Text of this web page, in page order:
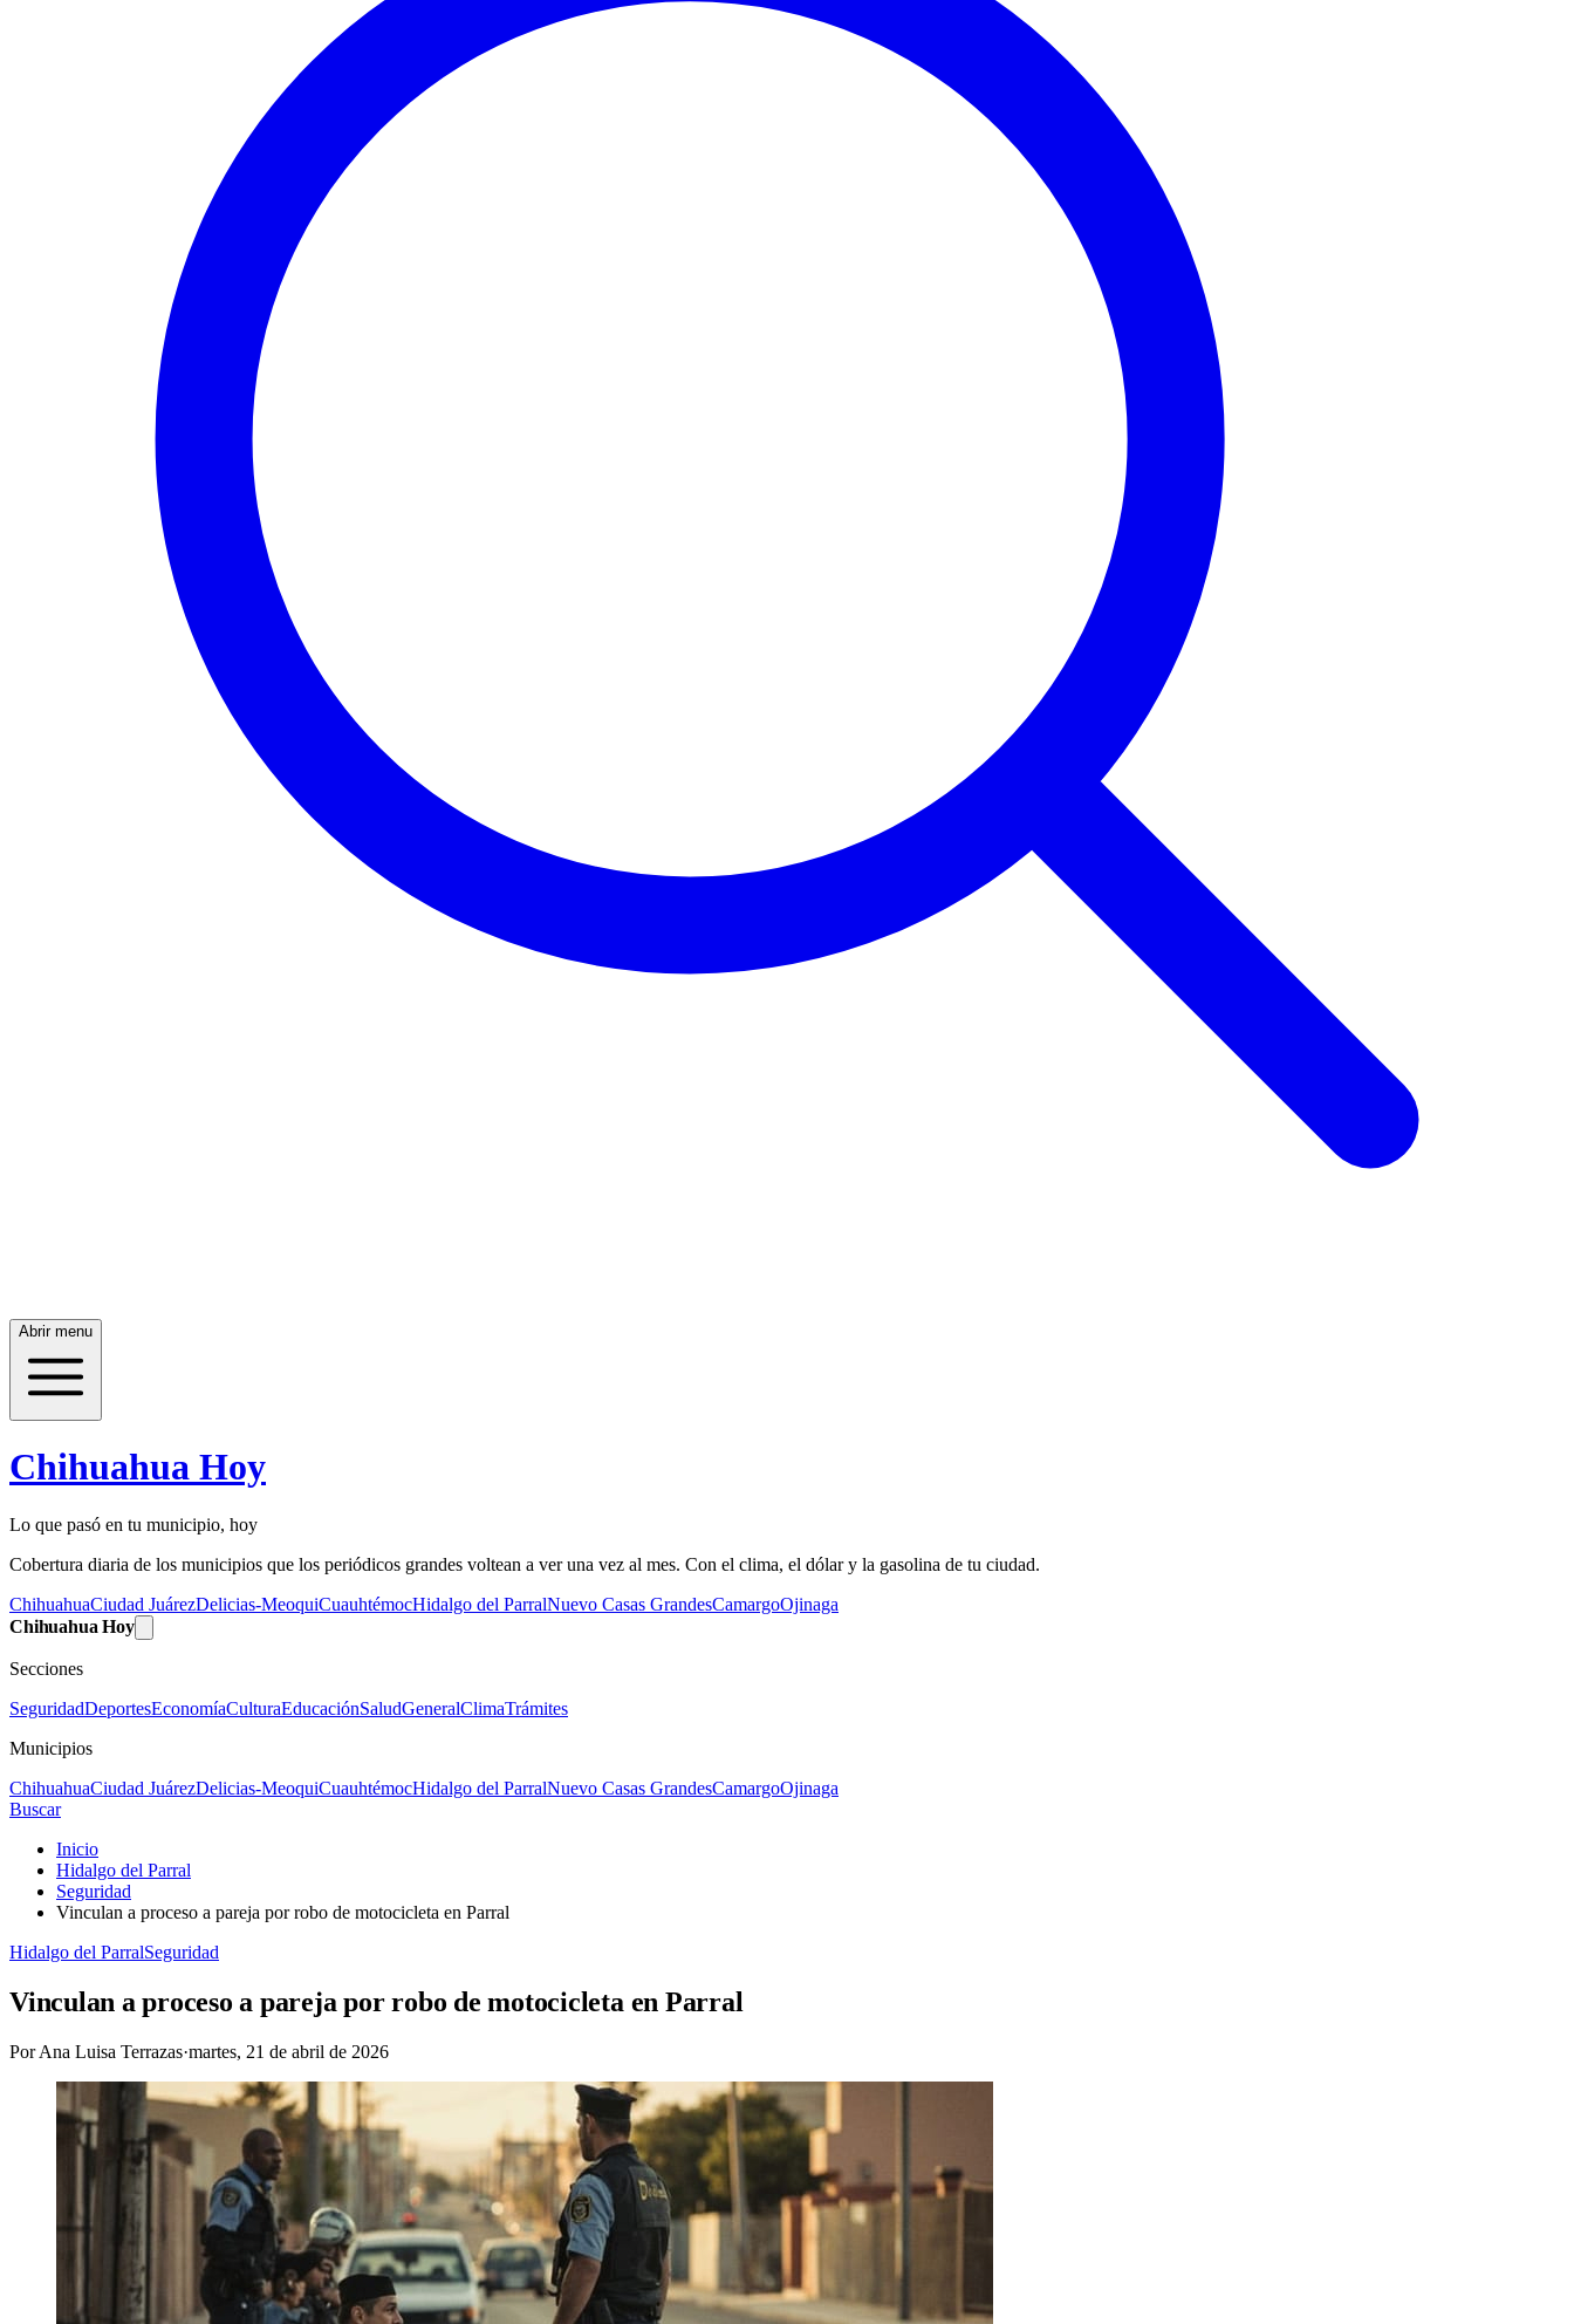
Abrir menu
Chihuahua Hoy
Lo que pasó en tu municipio, hoy
Cobertura diaria de los municipios que los periódicos grandes voltean a ver una vez al mes. Con el clima, el dólar y la gasolina de tu ciudad.
ChihuahuaCiudad JuárezDelicias-MeoquiCuauhtémocHidalgo del ParralNuevo Casas GrandesCamargoOjinaga
Chihuahua Hoy
Secciones
SeguridadDeportesEconomíaCulturaEducaciónSaludGeneralClimaTrámites
Municipios
ChihuahuaCiudad JuárezDelicias-MeoquiCuauhtémocHidalgo del ParralNuevo Casas GrandesCamargoOjinaga
Buscar
Inicio
Hidalgo del Parral
Seguridad
Vinculan a proceso a pareja por robo de motocicleta en Parral
Hidalgo del ParralSeguridad
Vinculan a proceso a pareja por robo de motocicleta en Parral
PorAna Luisa Terrazas·martes, 21 de abril de 2026